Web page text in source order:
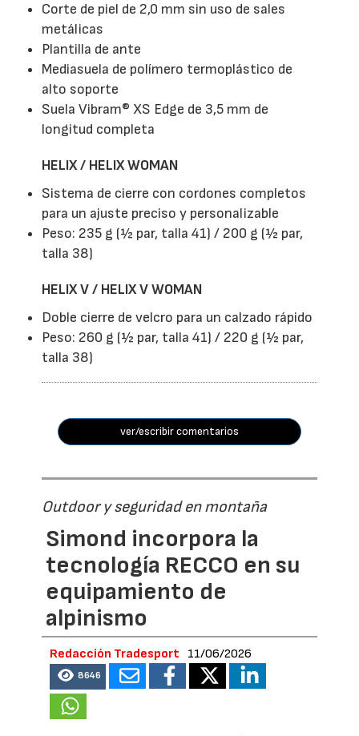
Corte de piel de 2,0 mm sin uso de sales
metálicas
Plantilla de ante
Mediasuela de polímero termoplástico de
alto soporte
Suela Vibram® XS Edge de 3,5 mm de
longitud completa
HELIX / HELIX WOMAN
Sistema de cierre con cordones completos
para un ajuste preciso y personalizable
Peso: 235 g (½ par, talla 41) / 200 g (½ par,
talla 38)
HELIX V / HELIX V WOMAN
Doble cierre de velcro para un calzado rápido
Peso: 260 g (½ par, talla 41) / 220 g (½ par,
talla 38)
ver/escribir comentarios
Outdoor y seguridad en montaña
Simond incorpora la
tecnología RECCO en su
equipamiento de
alpinismo
Redacción Tradesport 11/06/2026
8646